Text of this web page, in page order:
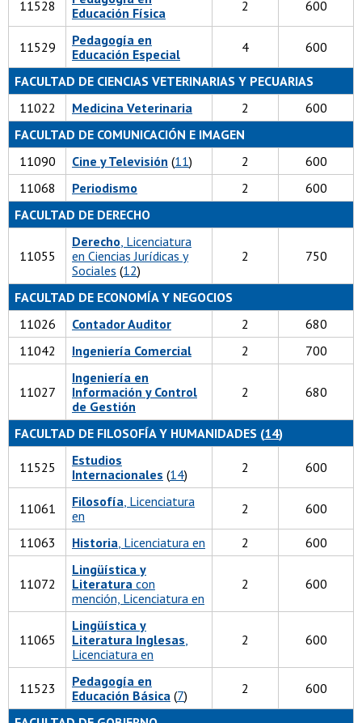
11528
Educación Física
2 600
11529
Pedagogía en
Educación Especial
4 600
FACULTAD DE CIENCIAS VETERINARIAS Y PECUARIAS
11022
Medicina Veterinaria 2
600
FACULTAD DE COMUNICACIÓN E IMAGEN
11090
Cine y Televisión (11) 2
600
11068
Periodismo 2
600
FACULTAD DE DERECHO
11055
Derecho, Licenciatura
en Ciencias Jurídicas y
Sociales (12)
2 750
FACULTAD DE ECONOMÍA Y NEGOCIOS
11026
Contador Auditor 2
680
11042
Ingeniería Comercial 2 700
11027
Ingeniería en
Información y Control
de Gestión
2 680
FACULTAD DE FILOSOFÍA Y HUMANIDADES (14)
11525
Estudios
Internacionales (14) 2 600
11061 Filosofía, Licenciatura
en
2 600
11063 Historia, Licenciatura en 2 600
11072
Lingüística y
Literatura con
mención, Licenciatura en
2 600
11065
Lingüística y
Literatura Inglesas,
Licenciatura en
2 600
11523
Pedagogía en
Educación Básica (7) 2 600